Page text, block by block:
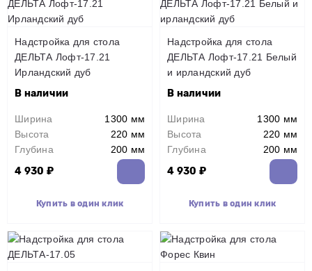
Надстройка для стола
ДЕЛЬТА Лофт-17.21
Ирландский дуб
В наличии
Ширина
1300 мм
Высота
220 мм
Глубина
200 мм
4 930 ₽
Купить в один клик
Надстройка для стола
ДЕЛЬТА Лофт-17.21 Белый
и ирландский дуб
В наличии
Ширина
1300 мм
Высота
220 мм
Глубина
200 мм
4 930 ₽
Купить в один клик